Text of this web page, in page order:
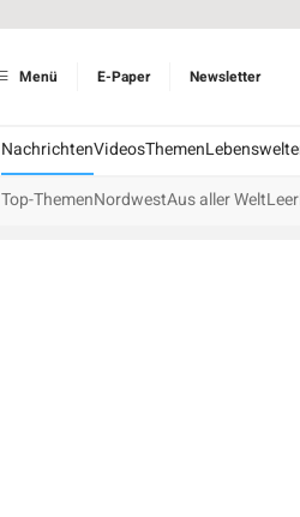
Menü E-Paper Newsletter
NachrichtenVideosThemen
Top-ThemenNordwestAus aller WeltLeer